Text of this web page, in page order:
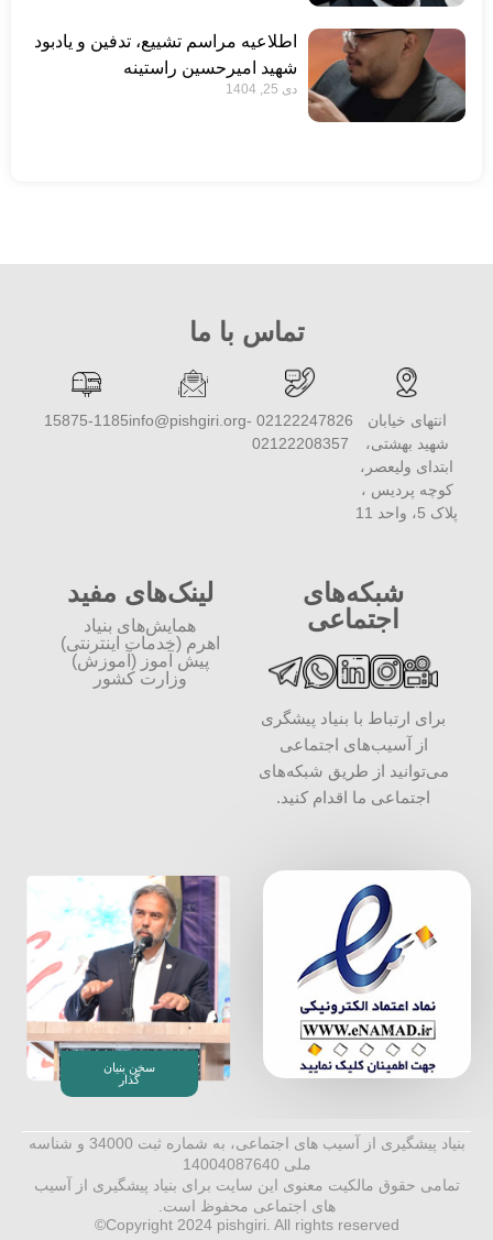
اطلاعیه مراسم تشییع، تدفین و یادبود
شهید امیرحسین راستینه
دی 25, 1404
تماس با ما
انتهای خیابان
شهید بهشتی،
ابتدای ولیعصر،
کوچه پردیس ،
پلاک 5، واحد 11
02122247826 -
02122208357
info@pishgiri.org
15875-1185
شبکه‌های
اجتماعی
برای ارتباط با بنیاد پیشگری
از آسیب‌های اجتماعی
می‌توانید از طریق شبکه‌‎های
اجتماعی ما اقدام کنید.
لینک‌های مفید
همایش‌های بنیاد
اهرم (خدمات اینترنتی)
پیش آموز (آموزش)
وزارت کشور
سخن بنیان
گذار
بنیاد پیشگیری از آسیب های اجتماعی، به شماره ثبت 34000 و شناسه
ملی 14004087640
تمامی حقوق مالکیت معنوی این ‌سایت برای بنیاد پیشگیری از آسیب
های اجتماعی محفوظ است.
Copyright 2024 pishgiri. All rights reserved©